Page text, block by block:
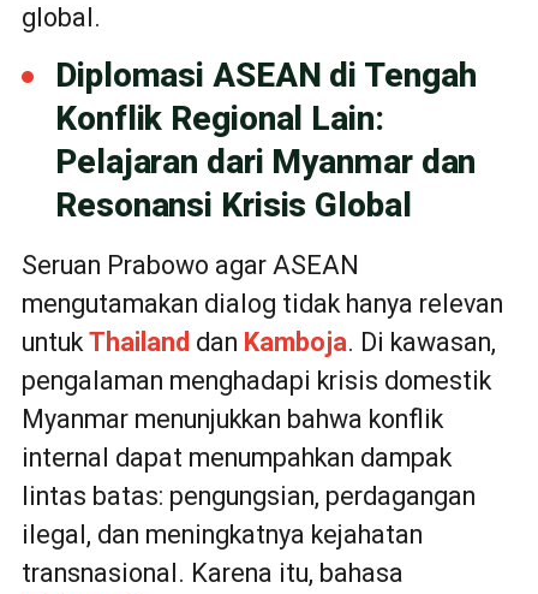
global.
Diplomasi ASEAN di Tengah
Konflik Regional Lain:
Pelajaran dari Myanmar dan
Resonansi Krisis Global
Seruan Prabowo agar ASEAN
mengutamakan dialog tidak hanya relevan
untuk Thailand dan Kamboja. Di kawasan,
pengalaman menghadapi krisis domestik
Myanmar menunjukkan bahwa konflik
internal dapat menumpahkan dampak
lintas batas: pengungsian, perdagangan
ilegal, dan meningkatnya kejahatan
transnasional. Karena itu, bahasa